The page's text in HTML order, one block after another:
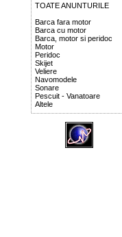
TOATE ANUNTURILE
Barca fara motor
Barca cu motor
Barca, motor si peridoc
Motor
Peridoc
Skijet
Veliere
Navomodele
Sonare
Pescuit - Vanatoare
Altele